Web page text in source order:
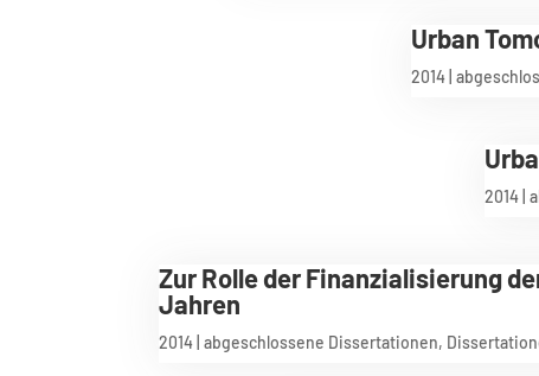
Urban
2014
2014
Zur Rolle der Finanzialisierung
Jahren
2014 |abgeschlossene Dissertationen,